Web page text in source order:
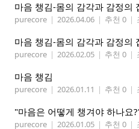
마음 챙김-몸의 감각과 감정의
purecore | 2026.04.06 | 추천 0 |
마음 챙김-몸의 감각과 감정의
purecore | 2026.02.05 | 추천 0 |
마음 챙김
purecore | 2026.01.11 | 추천 0 |
"마음은 어떻게 챙겨야 하나요
purecore | 2026.01.05 | 추천 0 |